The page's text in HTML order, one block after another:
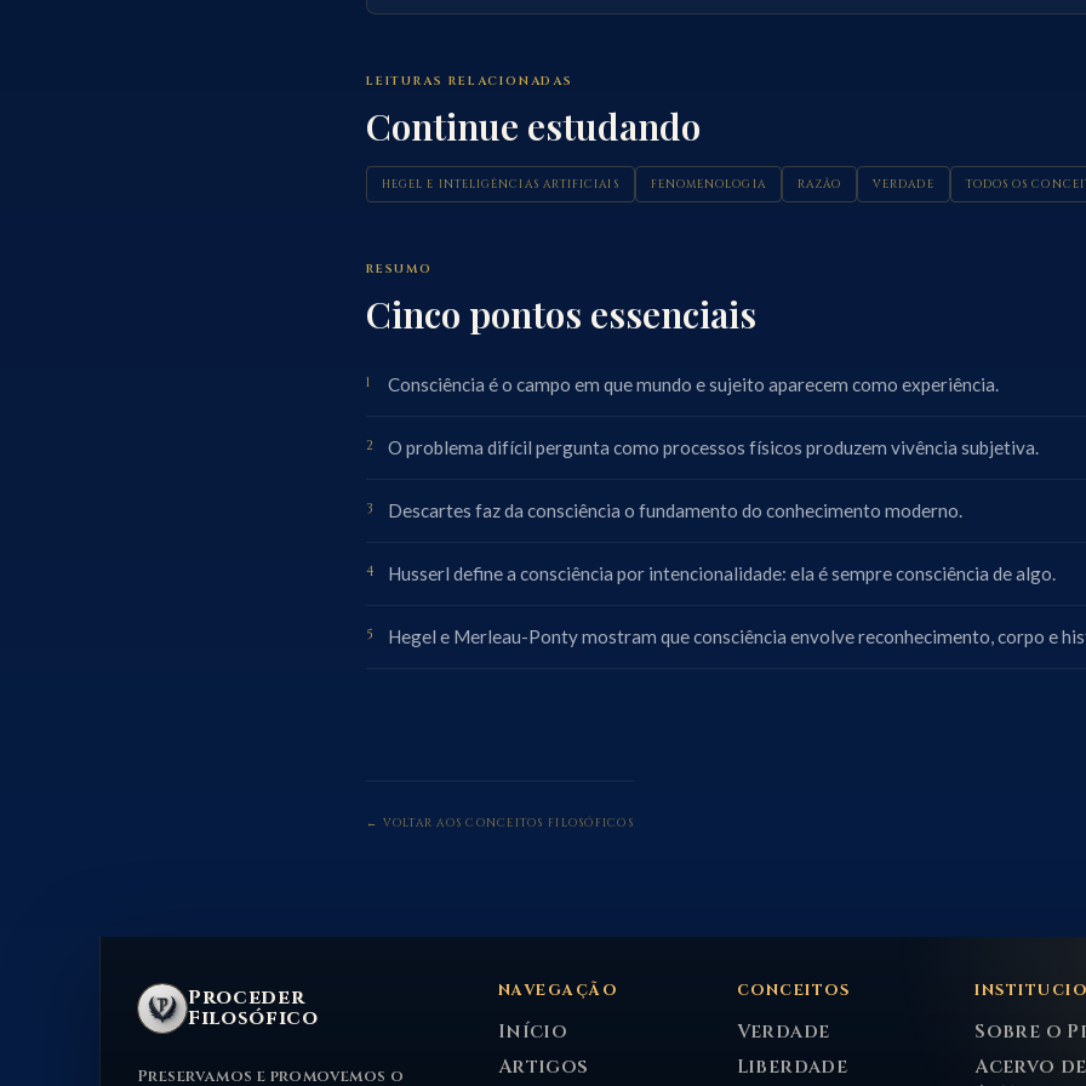
LEITURAS RELACIONADAS
Continue estudando
HEGEL E INTELIGÊNCIAS ARTIFICIAIS FENOMENOLOGIA RAZÃO VERDADE TODOS OS
RESUMO
Cinco pontos essenciais
Consciência é o campo em que mundo e sujeito aparecem como experiência.
O problema difícil pergunta como processos físicos produzem vivência subjetiva.
Descartes faz da consciência o fundamento do conhecimento moderno.
Husserl define a consciência por intencionalidade: ela é sempre consciência de algo.
Hegel e Merleau-Ponty mostram que consciência envolve reconhecimento, corpo e
← VOLTAR AOS CONCEITOS FILOSÓFICOS
Proceder
Filosófico
Preservamos e promovemos o
NAVEGAÇÃO
Início
Artigos
CONCEITOS
Verdade
Liberdade
Sobre o
Acervo de